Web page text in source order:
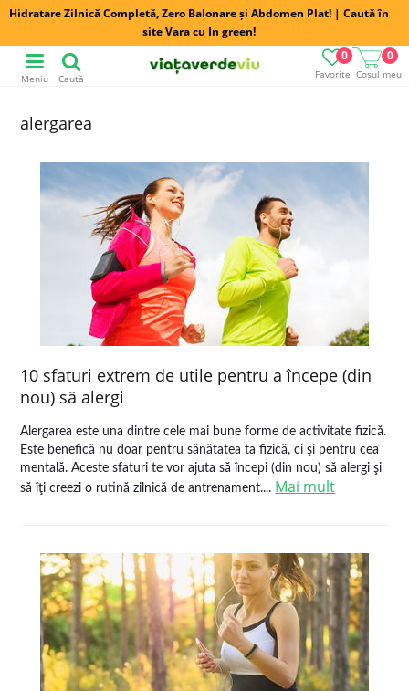
Hidratare Zilnică Completă, Zero Balonare și Abdomen Plat! | Caută în
site Vara cu In green!
Favorite
0
Coșul meu
0
Meniu Caută
alergarea
10 sfaturi extrem de utile pentru a începe (din
nou) să alergi
Alergarea este una dintre cele mai bune forme de activitate fizică.
Este benefică nu doar pentru sănătatea ta fizică, ci şi pentru cea
mentală. Aceste sfaturi te vor ajuta să începi (din nou) să alergi şi
să îţi creezi o rutină zilnică de antrenament.... Mai mult